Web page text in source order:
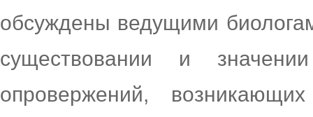
обсуждены ведущими
существовании и
опровержений,